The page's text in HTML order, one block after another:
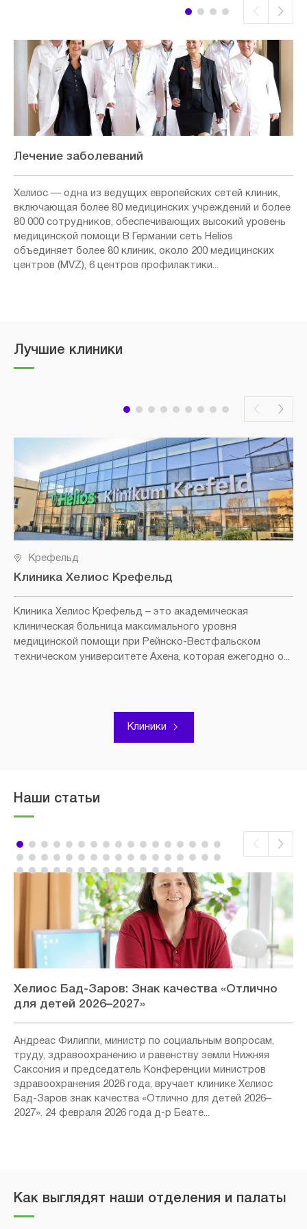
Лечение заболеваний
Хелиос — одна из ведущих европейских сетей клиник,
включающая более 80 медицинских учреждений и более
80 000 сотрудников, обеспечивающих высокий уровень
медицинской помощи В Германии сеть Helios
объединяет более 80 клиник, около 200 медицинских
центров (MVZ), 6 центров профилактики...
Лучшие клиники
Крефельд
Клиника Хелиос Крефельд
Клиника Хелиос Крефельд – это академическая
клиническая больница максимального уровня
медицинской помощи при Рейнско-Вестфальском
техническом университете Ахена, которая ежегодно о...
Клиники
Наши статьи
Хелиос Бад-Заров: Знак качества «Отлично
для детей 2026–2027»
Андреас Филиппи, министр по социальным вопросам,
труду, здравоохранению и равенству земли Нижняя
Саксония и председатель Конференции министров
здравоохранения 2026 года, вручает клинике Хелиос
Бад-Заров знак качества «Отлично для детей 2026–
2027». 24 февраля 2026 года д-р Беате...
Как выглядят наши отделения и палаты